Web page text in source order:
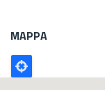
MAPPA